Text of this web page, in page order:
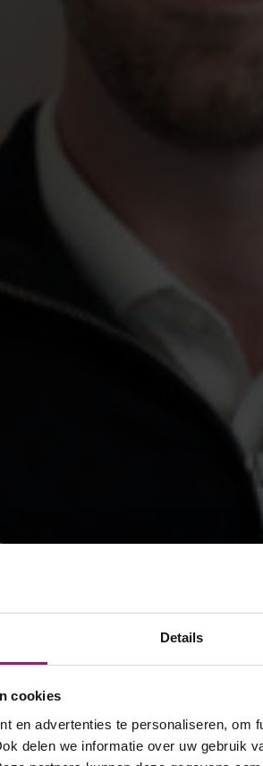
Details
cookies
en advertenties te personaliseren, om
delen we informatie over uw gebruik